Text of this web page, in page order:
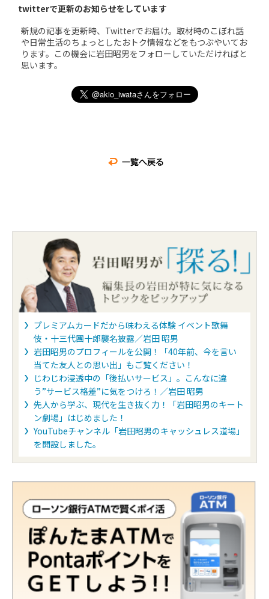
twitterで更新のお知らせをしています
新規の記事を更新時、Twitterでお届け。取材時のこぼれ話
や日常生活のちょっとしたおトク情報などをもつぶやいてお
ります。この機会に岩田昭男をフォローしていただければと
思います。
プレミアムカードだから味わえる体験 イベント歌舞
伎・十三代團十郎襲名披露／岩田 昭男
岩田昭男のプロフィールを公開！「40年前、今を言い
当てた友人との思い出」もご覧ください！
じわじわ浸透中の「後払いサービス」。こんなに違
う”サービス格差”に気をつけろ！／岩田 昭男
先人から学ぶ、現代を生き抜く力！「岩田昭男のキート
ン劇場」はじめました！
YouTubeチャンネル「岩田昭男のキャッシュレス道場」
を開設しました。